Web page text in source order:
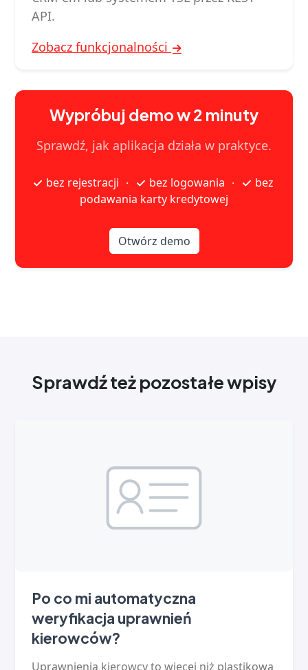
API.
Zobacz funkcjonalności
Wypróbuj demo w 2 minuty
Sprawdź, jak aplikacja działa w praktyce.
bez rejestracji · bez logowania ·
bez
podawania karty kredytowej
Otwórz demo
Sprawdź też pozostałe wpisy
Po co mi automatyczna
weryfikacja uprawnień
kierowców?
Uprawnienia kierowcy to więcej niż plastikowa